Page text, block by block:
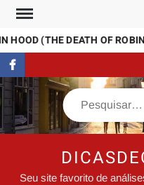
Skip
content(THE DEATH OF ROBIN
FaceBook
Search
Seu site favorito de